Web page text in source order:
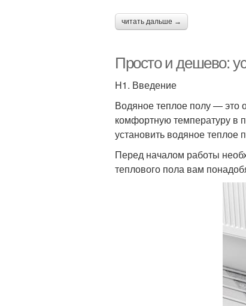
читать дальше →
Просто и дешево:
H1. Введение
Водяное теплое полу — это
комфортную температуру в
установить водяное теплое
Перед началом работы
теплового пола вам